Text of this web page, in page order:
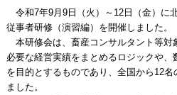
令和7年9月9日（火）～12日（金）に
従事者研修（演習編）を開催しました。
本研修会は、畜産コンサルタント等
必要な経営実績をまとめるロジックや、
を目的とするものであり、全国から12
ました。